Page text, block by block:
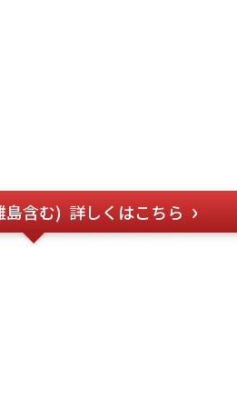
島含む) 詳しくはこちら